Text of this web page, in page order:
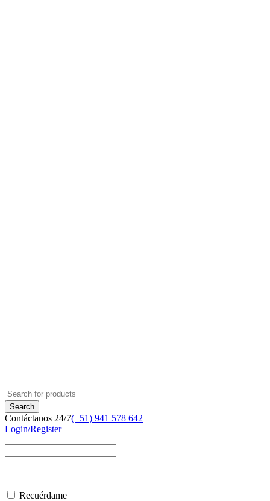
Contáctanos 24/7(+51) 941 578 642
Login/Register
Recuérdame